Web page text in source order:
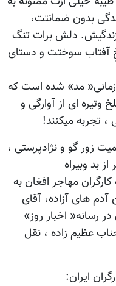
بدون ضمانتت،
دلش برات تنگ
سوختت و دستای
زمانی« مد» شده است که
وتیره ای از آوارگی و
تجربه میکنند!
زور گو و نژادپرستی ،
بد وبیراه
مهاجر افغان به
آدم های آزاده، آقای
رسانه« اخبار روز»
عظیم زاده ، نقل
ایران: